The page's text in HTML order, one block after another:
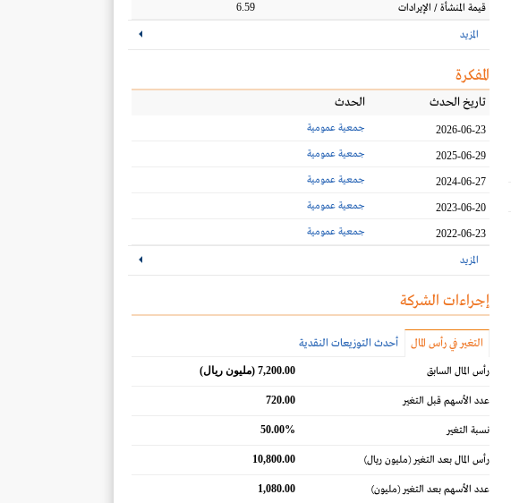
قيمة المنشأة / الإيرادات 6.59
المزيد
المفكرة
تاريخ الحدث الحدث
2026-06-23 جمعية عمومية
2025-06-29 جمعية عمومية
2024-06-27 جمعية عمومية
2023-06-20 جمعية عمومية
2022-06-23 جمعية عمومية
المزيد
إجراءات الشركة
التغير في رأس المال أحدث التوزيعات النقدية
رأس المال السابق 7,200.00 (مليون ريال)
عدد الأسهم قبل التغير 720.00
نسبة التغير 50.00%
رأس المال بعد التغير(مليون ريال) 10,800.00
عدد الأسهم بعد التغير(مليون) 1,080.00